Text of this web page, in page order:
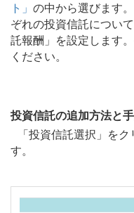
ト」 の中から選びます
ぞれの投資信託につい
託報酬」を設定します
ください。
投資信託の追加方法と
「投資信託選択」をク
す。